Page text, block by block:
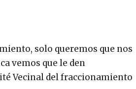
solo queremos que nos
vemos que le den
Vecinal del fraccionamiento